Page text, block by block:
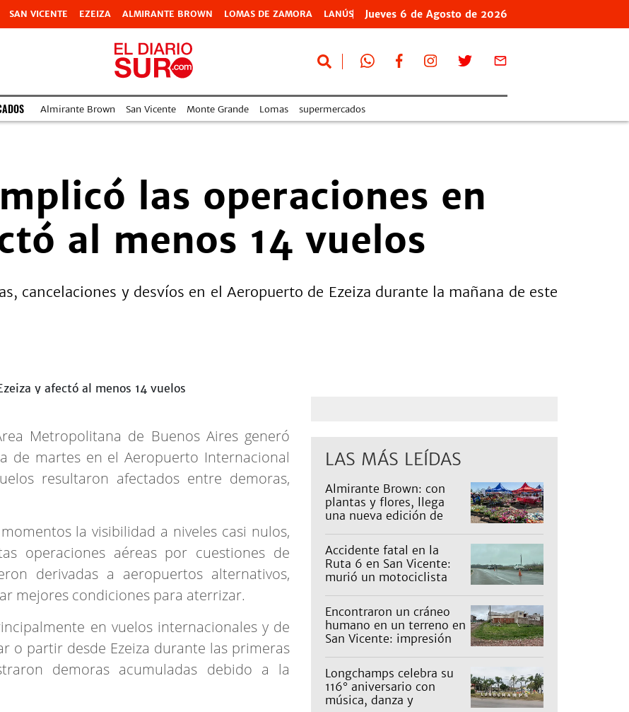
SAN VICENTE EZEIZA ALMIRANTE BROWN LOMAS DE ZAMORA LANÚS Jueves 6 de Agosto de 2026
Almirante Brown San Vicente Monte Grande Lomas supermercados
las operaciones en
al menos 14 vuelos
cancelaciones y desvíos en el Aeropuerto de Ezeiza durante la mañana de este
Metropolitana de Buenos Aires generó
de martes en el Aeropuerto Internacional
resultaron afectados entre demoras,
la visibilidad a niveles casi nulos,
operaciones aéreas por cuestiones de
derivadas a aeropuertos alternativos,
mejores condiciones para aterrizar.
en vuelos internacionales y de
o partir desde Ezeiza durante las primeras
demoras acumuladas debido a la
LAS MÁS LEÍDAS
Almirante Brown: con
plantas y flores, llega
una nueva edición de
Accidente fatal en la
Ruta 6 en San Vicente:
murió un motociclista
Encontraron un cráneo
humano en un terreno en
San Vicente: impresión
Longchamps celebra su
116° aniversario con
música, danza y